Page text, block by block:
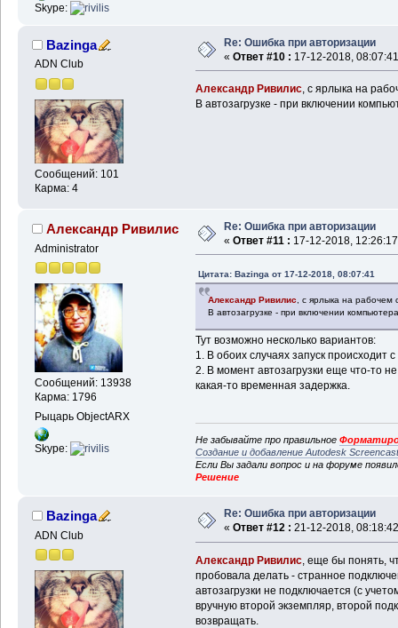
Skype:
Bazinga
ADN Club
Сообщений: 101
Карма: 4
Re: Ошибка при авторизации
« Ответ #10 : 17-12-2018,
Александр Ривилис, с ярлыка на
В автозагрузке - при включении
Александр Ривилис
Administrator
Сообщений: 13938
Карма: 1796
Рыцарь ObjectARX
Skype:
Re: Ошибка при авторизации
« Ответ #11 : 17-12-2018,
Цитата: Bazinga от 17-12-2018, 08:07:41
Александр Ривилис , с ярлыка на рабочем
В автозагрузке - при включении
Тут возможно несколько вариантов:
1. В обоих случаях запуск
2. В момент автозагрузки еще что-то
какая-то временная задержка.
Не забывайте про правильное
Создание и добавление Autodesk
Если Вы задали вопрос и на форуме
Решение
Bazinga
ADN Club
Re: Ошибка при авторизации
« Ответ #12 : 21-12-2018,
Александр Ривилис, еще бы понять,
пробовала делать - странное
автозагрузки не подключается (с
вручную второй экземпляр, второй
возвращать.